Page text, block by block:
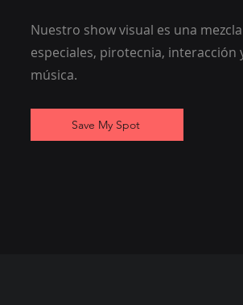
Nuestro show visual es una
especiales, pirotecnia, interacción
música.
Save My Spot